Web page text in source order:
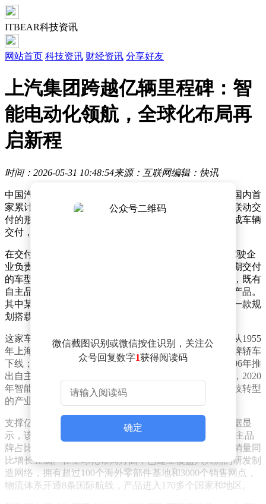
ITBEAR科技资讯
网站首页 科技资讯 财经资讯 分享好友
上汽集团跨越亿辆里程碑：智
能电动化领航，全球化布局再
启新程
时间：2026-05-31 10:48:54来源：互联网编辑：快讯
中国汽车工业迎来历史性时刻——某汽车集团正式成为国内首
家累计产销量突破一亿辆的车企。该集团通过全球多地联动交
付的形式，向十余个整车品牌的十九款车型用户同步完成车辆
交付，标志着中国汽车产业迈入全新发展阶段。
在交付仪式上，一辆智己LS9 Hyper车型被交付给智能驾驶企
业负责人，这场跨越产业边界的技术合作成为焦点。同期交付
的车型涵盖个人出行、家庭用车、物流运输等多个领域，既有
自主品牌的新能源车型，也有合资品牌搭载最新技术的产品。
其中某合资品牌纯电车型上市首月即突破万辆交付，另一款规
划搭载L3级自动驾驶的豪华车型引发行业关注。
这家车企的发展轨迹折射出中国汽车工业的蜕变历程。从1955
年上海内燃机配件制造公司的成立，到1958年首辆凤凰牌轿车
下线；从1983年桑塔纳国产化生产开启合资时代，到2006年推
出自主品牌荣威；再到2016年全球首款互联网汽车上市，2020
年智能电动汽车品牌诞生，完整记录了从传统制造向科技转型
的产业升级路径。
支撑亿级产销规模的，是覆盖全产业链的运营体系。数据显
示，该集团今年前四个月累计销量达130.2万辆，其中自主品
牌占比近七成，新能源车型销量突破41万辆，海外市场销量同
比增长五成。在全球化布局方面，已建立覆盖六大洲的研发制
造网络，拥有超过100个海外零部件基地和3000个销售网点，
物流体系开通8条国际航线，产品进入170多个国家和地区。
微信截图识别或微信按住识别，关注公
众号回复数字1获得阅读码
确定